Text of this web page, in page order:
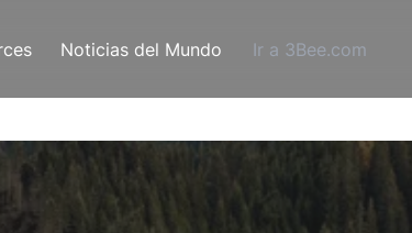
Noticias del Mundo Ir a 3Bee.com